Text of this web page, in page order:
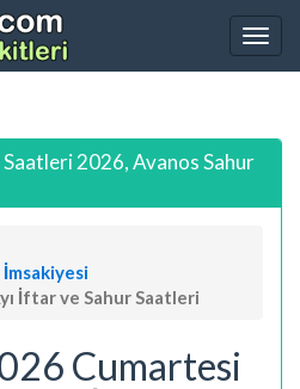
2026, Avanos Sahur
İftar ve Sahur Saatleri
Cumartesi